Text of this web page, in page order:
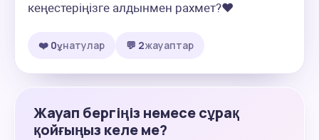
кеңестеріңізге алдынмен рахмет?❤️
❤️ 0ұнатулар 💬 2жауаптар
Жауап бергіңіз немесе сұрақ
қойғыңыз келе ме?